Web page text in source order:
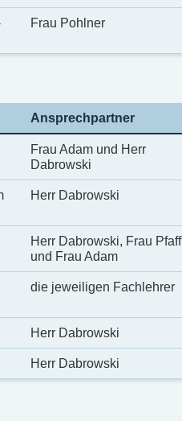
Frau Pohlner
Ansprechpartner
Frau Adam und Herr
Dabrowski
Herr Dabrowski
Herr Dabrowski, Frau Pfaff
und Frau Adam
die jeweiligen Fachlehrer
Herr Dabrowski
Herr Dabrowski